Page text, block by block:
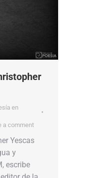
en
a comment
Yescas
y
escribe